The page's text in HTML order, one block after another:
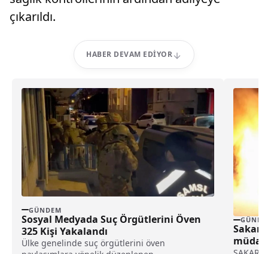
çıkarıldı.
HABER DEVAM EDIYOR
GÜNDEM
Sosyal Medyada Suç Örgütlerini Öven
325 Kişi Yakalandı
Ülke genelinde suç örgütlerini öven